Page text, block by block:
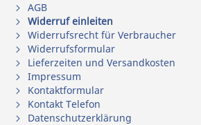
AGB
Widerruf einleiten
Widerrufsrecht für Verbraucher
Widerrufsformular
Lieferzeiten und Versandkosten
Impressum
Kontaktformular
Kontakt Telefon
Datenschutzerklärung